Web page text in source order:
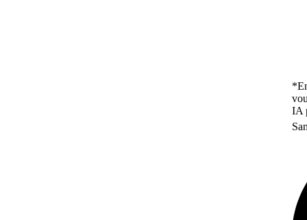
IA